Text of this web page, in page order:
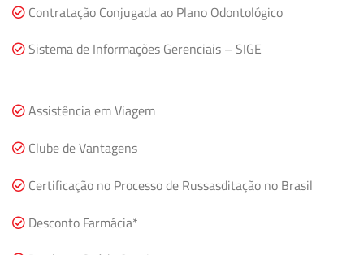
Contratação Conjugada ao Plano Odontológico
Sistema de Informações Gerenciais – SIGE
Assistência em Viagem
Clube de Vantagens
Certificação no Processo de Russasditação no Brasil
Desconto Farmácia*